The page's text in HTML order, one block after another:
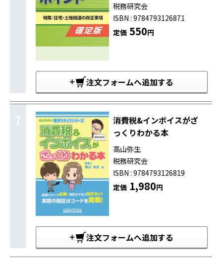
税務研究会
ISBN : 9784793126871
定価550円
注文フォームへ追加する
7
消費税&インボイスがざ
っくりわかる本
高山弥生
税務研究会
ISBN : 9784793126819
定価1,980円
注文フォームへ追加する